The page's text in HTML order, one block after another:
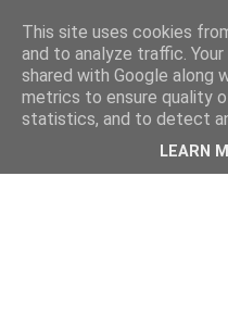
This site uses cookies
and to analyze traffic.
shared with Google along
metrics to ensure quality
statistics, and to detect
LEARN